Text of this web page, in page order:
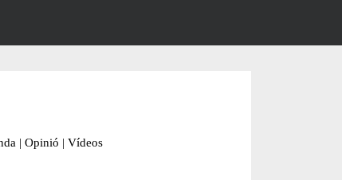
| Opinió | Vídeos